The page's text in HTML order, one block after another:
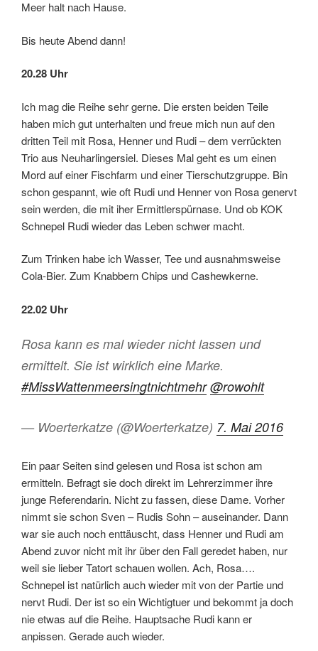
Meer halt nach Hause.
Bis heute Abend dann!
20.28 Uhr
Ich mag die Reihe sehr gerne. Die ersten beiden Teile
haben mich gut unterhalten und freue mich nun auf den
dritten Teil mit Rosa, Henner und Rudi – dem verrückten
Trio aus Neuharlingersiel. Dieses Mal geht es um einen
Mord auf einer Fischfarm und einer Tierschutzgruppe. Bin
schon gespannt, wie oft Rudi und Henner von Rosa genervt
sein werden, die mit iher Ermittlerspürnase. Und ob KOK
Schnepel Rudi wieder das Leben schwer macht.
Zum Trinken habe ich Wasser, Tee und ausnahmsweise
Cola-Bier. Zum Knabbern Chips und Cashewkerne.
22.02 Uhr
Rosa kann es mal wieder nicht lassen und
ermittelt. Sie ist wirklich eine Marke.
#MissWattenmeersingtnichtmehr @rowohlt
— Woerterkatze (@Woerterkatze) 7. Mai 2016
Ein paar Seiten sind gelesen und Rosa ist schon am
ermitteln. Befragt sie doch direkt im Lehrerzimmer ihre
junge Referendarin. Nicht zu fassen, diese Dame. Vorher
nimmt sie schon Sven – Rudis Sohn – auseinander. Dann
war sie auch noch enttäuscht, dass Henner und Rudi am
Abend zuvor nicht mit ihr über den Fall geredet haben, nur
weil sie lieber Tatort schauen wollen. Ach, Rosa….
Schnepel ist natürlich auch wieder mit von der Partie und
nervt Rudi. Der ist so ein Wichtigtuer und bekommt ja doch
nie etwas auf die Reihe. Hauptsache Rudi kann er
anpissen. Gerade auch wieder.